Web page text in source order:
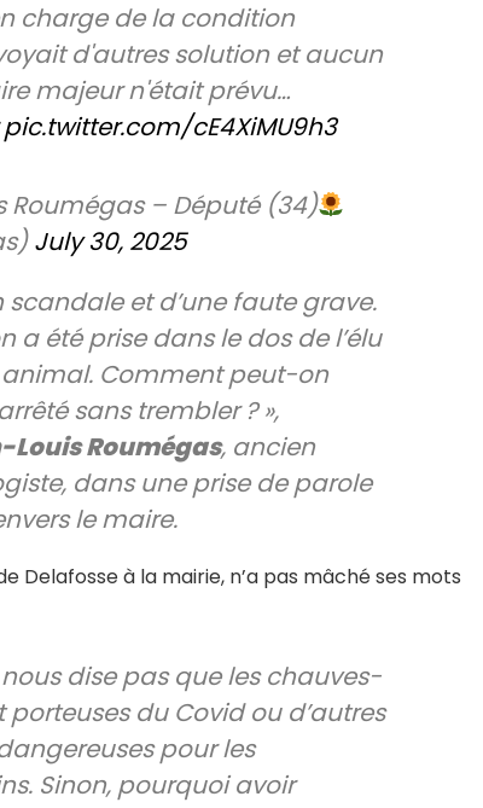
charge de la condition
d'autres solution et aucun
majeur n'était prévu…
pic.twitter.com/cE4XiMU9h3
Roumégas – Député (34)
July 30, 2025
scandale et d’une faute grave.
a été prise dans le dos de l’élu
Comment peut-on
sans trembler ? »,
Louis Roumégas, ancien
dans une prise de parole
le maire.
Delafosse à la mairie, n’a pas mâché ses mots
nous dise pas que les chauves-
porteuses du Covid ou d’autres
pour les
Sinon, pourquoi avoir